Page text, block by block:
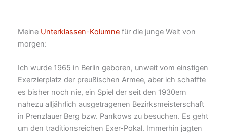
Meine Unterklassen-Kolumnefür die junge Welt von
morgen:
Ich wurde 1965 in Berlin geboren, unweit vom einstigen
Exerzierplatz der preußischen Armee, aber ich schaffte
es bisher noch nie, ein Spiel der seit den 1930ern
nahezu alljährlich ausgetragenen Bezirksmeisterschaft
in Prenzlauer Berg bzw. Pankows zu besuchen. Es geht
um den traditionsreichen Exer-Pokal. Immerhin jagten